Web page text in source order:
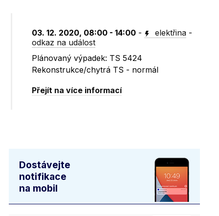
03. 12. 2020, 08:00 - 14:00 - elektřina -
odkaz na událost
Plánovaný výpadek: TS 5424
Rekonstrukce/chytrá TS - normál
Přejít na více informací
Dostávejte
notifikace
na mobil